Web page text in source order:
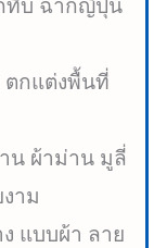
ตกแต่งพื้นที่
น ผ้าม่าน มูลี่
าม
แบบผ้า ลาย